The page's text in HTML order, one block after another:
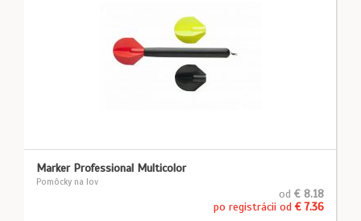
Marker Professional Multicolor
Pomôcky na lov
od € 8.18
po registrácii od € 7.36